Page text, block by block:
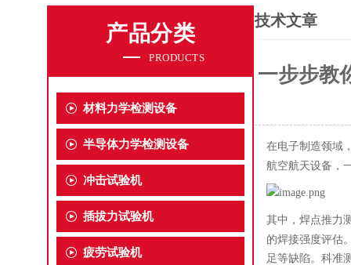
产品分类
PRODUCTS
材料力学检测设备
半导体力学检测设备
冲击试验机
插拔力试验机
疲劳试验机
技术文章
一步步教
在电子制造领域
航空航天设备，
其中，焊点推力
的焊接强度评估
足等缺陷。科准